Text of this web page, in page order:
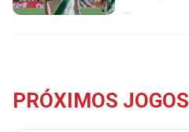
...
PRÓXIMOS JOGOS